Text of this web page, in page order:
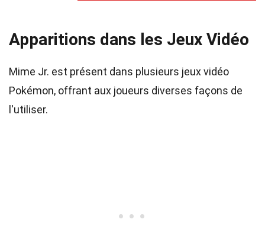
Apparitions dans les Jeux Vidéo
Mime Jr. est présent dans plusieurs jeux vidéo
Pokémon, offrant aux joueurs diverses façons de
l'utiliser.